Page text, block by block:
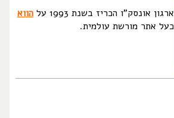
ארגון אונסק"ו הכריז בשנת 1993 על
הווא
כעל אתר מורשת עולמית.